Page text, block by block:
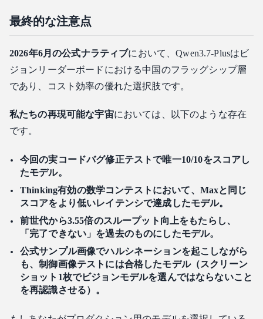
最終的な注意点
2026年6月の公式ナラティブにおいて、Qwen3.7-Plusはビ
ジョンリーダーボードにおける中国のフラッグシップ層
であり、コスト効率の優れた選択肢です。
私たちの再現可能な宇宙においては、以下のような存在
です。
今回の実コードバグ修正テストで唯一10/10をスコアし
たモデル。
Thinking有効の数学コンテストにおいて、Maxと同じ
スコアをより低いレイテンシで達成したモデル。
前世代から3.55倍のスループット向上をもたらし、
「完了できない」を過去のものにしたモデル。
公式サンプル画像でハルシネーションを起こしながら
も、制御画像テストには合格したモデル（スクリーン
ショット1枚でビジョンモデルを選んではならないこと
を再認識させる）。